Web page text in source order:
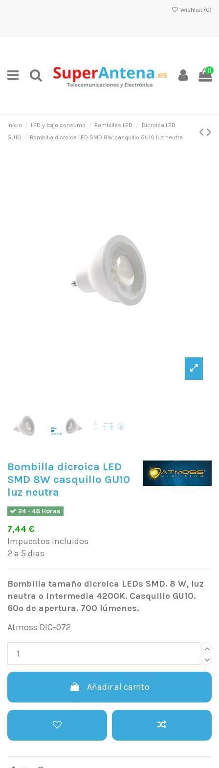
Wishlist (0)
0
Inicio LED y bajo consumo Bombillas LED
Dicroica LED
GU10
Bombilla dicroica LED SMD 8W casquillo GU10 luz neutra
Bombilla dicroica LED
SMD 8W casquillo GU10
luz neutra
24 - 48 Horas
7,44 €
Impuestos incluidos
2 a 5 dias
Bombilla tamaño dicroica LEDs SMD. 8 W, luz
neutra o intermedia 4200K. Casquillo GU10.
60º de apertura. 700 lúmenes.
Atmoss DIC-072
Añadir al carrito